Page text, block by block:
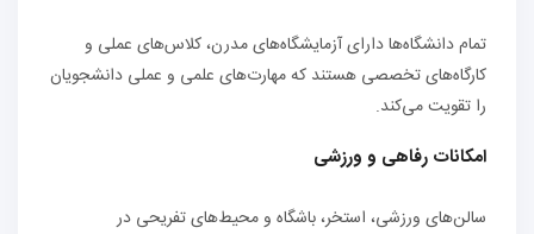
تمام دانشگاه‌ها دارای آزمایشگاه‌های مدرن، کلاس‌های عملی و
کارگاه‌های تخصصی هستند که مهارت‌های علمی و عملی دانشجویان
را تقویت می‌کند.
امکانات رفاهی و ورزشی
سالن‌های ورزشی، استخر، باشگاه و محیط‌های تفریحی در